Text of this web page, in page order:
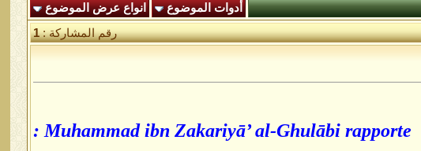
أدوات الموضوع
انواع عرض الموضوع
رقم المشاركة :1
Muhammad ibn Zakariyā’ al-Ghulābi rapporte :